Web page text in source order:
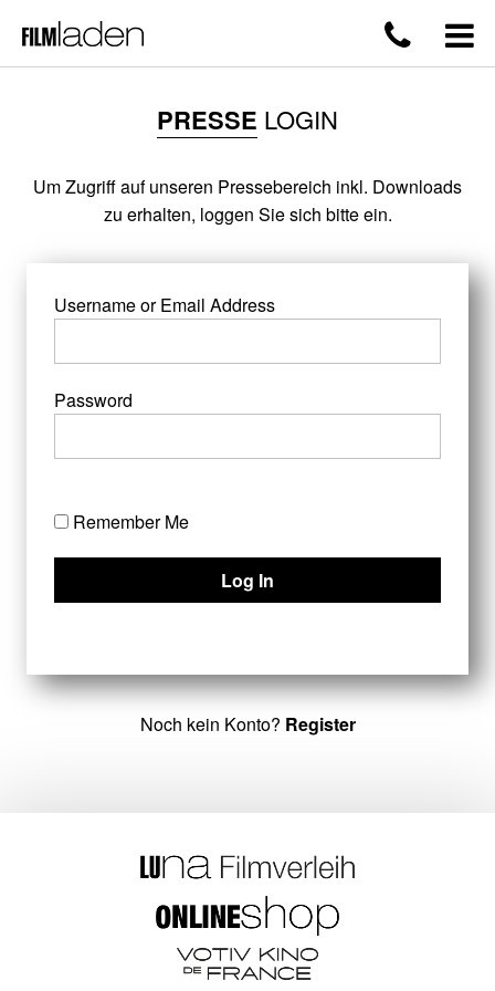
PRESSE LOGIN
Um Zugriff auf unseren Pressebereich inkl. Downloads
zu erhalten, loggen Sie sich bitte ein.
Username or Email Address
Password
Remember Me
Noch kein Konto? Register